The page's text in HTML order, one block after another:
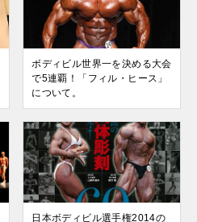
ボディビル世界一を決める大会
で5連覇！「フィル・ヒース」
について。
日本ボディビル選手権2014の